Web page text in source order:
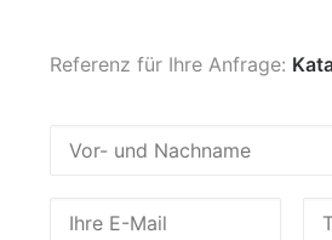
Referenz für Ihre Anfrage: